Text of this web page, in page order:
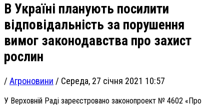
В Україні планують посилити
відповідальність за порушення
вимог законодавства про захист
рослин
/ Агроновини / Середа, 27 січня 2021 10:57
У Верховній Раді зареєстровано законопроект № 4602 «Про